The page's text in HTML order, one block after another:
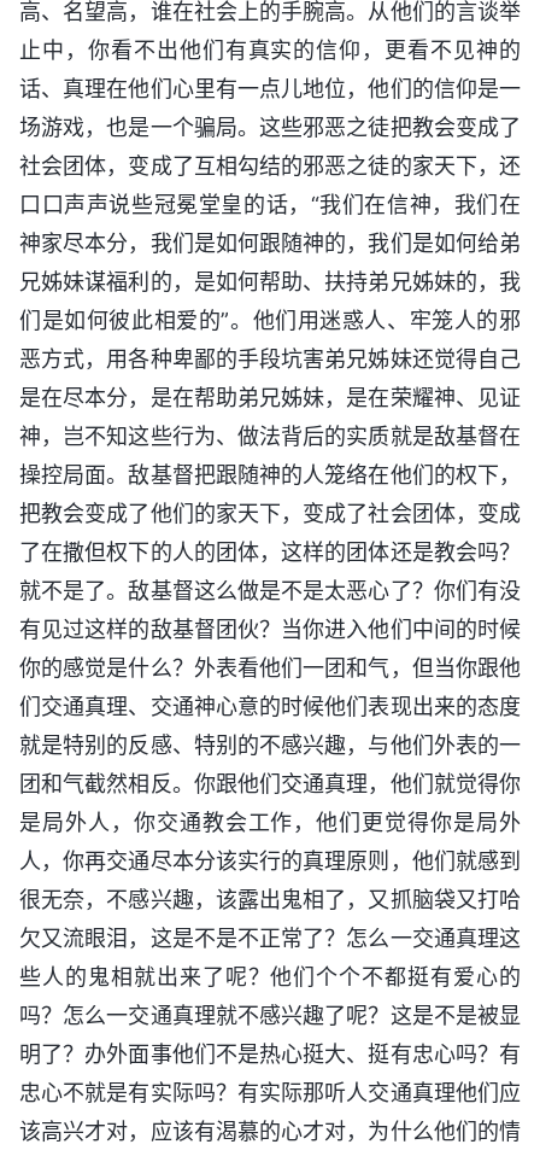
高、名望高，谁在社会上的手腕高。从他们的言谈举
止中，你看不出他们有真实的信仰，更看不见神的
话、真理在他们心里有一点儿地位，他们的信仰是一
场游戏，也是一个骗局。这些邪恶之徒把教会变成了
社会团体，变成了互相勾结的邪恶之徒的家天下，还
口口声声说些冠冕堂皇的话，“我们在信神，我们在
神家尽本分，我们是如何跟随神的，我们是如何给弟
兄姊妹谋福利的，是如何帮助、扶持弟兄姊妹的，我
们是如何彼此相爱的”。他们用迷惑人、牢笼人的邪
恶方式，用各种卑鄙的手段坑害弟兄姊妹还觉得自己
是在尽本分，是在帮助弟兄姊妹，是在荣耀神、见证
神，岂不知这些行为、做法背后的实质就是敌基督在
操控局面。敌基督把跟随神的人笼络在他们的权下，
把教会变成了他们的家天下，变成了社会团体，变成
了在撒但权下的人的团体，这样的团体还是教会吗？
就不是了。敌基督这么做是不是太恶心了？你们有没
有见过这样的敌基督团伙？当你进入他们中间的时候
你的感觉是什么？外表看他们一团和气，但当你跟他
们交通真理、交通神心意的时候他们表现出来的态度
就是特别的反感、特别的不感兴趣，与他们外表的一
团和气截然相反。你跟他们交通真理，他们就觉得你
是局外人，你交通教会工作，他们更觉得你是局外
人，你再交通尽本分该实行的真理原则，他们就感到
很无奈，不感兴趣，该露出鬼相了，又抓脑袋又打哈
欠又流眼泪，这是不是不正常了？怎么一交通真理这
些人的鬼相就出来了呢？他们个个不都挺有爱心的
吗？怎么一交通真理就不感兴趣了呢？这是不是被显
明了？办外面事他们不是热心挺大、挺有忠心吗？有
忠心不就是有实际吗？有实际那听人交通真理他们应
该高兴才对，应该有渴慕的心才对，为什么他们的情